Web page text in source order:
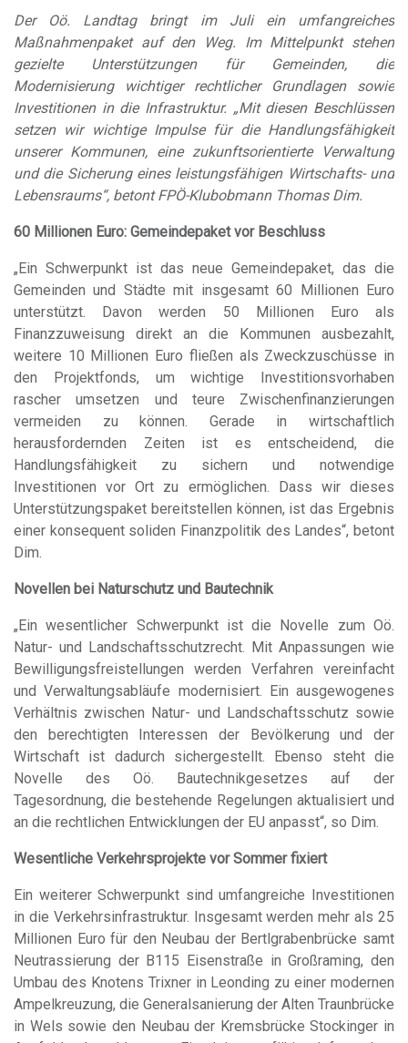
Der Oö. Landtag bringt im Juli ein umfangreiches
Maßnahmenpaket auf den Weg. Im Mittelpunkt stehen
gezielte Unterstützungen für Gemeinden, die
Modernisierung wichtiger rechtlicher Grundlagen sowie
Investitionen in die Infrastruktur. „Mit diesen Beschlüssen
setzen wir wichtige Impulse für die Handlungsfähigkeit
unserer Kommunen, eine zukunftsorientierte Verwaltung
und die Sicherung eines leistungsfähigen Wirtschafts- und
Lebensraums“, betont FPÖ-Klubobmann Thomas Dim.
60 Millionen Euro: Gemeindepaket vor Beschluss
„Ein Schwerpunkt ist das neue Gemeindepaket, das die
Gemeinden und Städte mit insgesamt 60 Millionen Euro
unterstützt. Davon werden 50 Millionen Euro als
Finanzzuweisung direkt an die Kommunen ausbezahlt,
weitere 10 Millionen Euro fließen als Zweckzuschüsse in
den Projektfonds, um wichtige Investitionsvorhaben
rascher umsetzen und teure Zwischenfinanzierungen
vermeiden zu können. Gerade in wirtschaftlich
herausfordernden Zeiten ist es entscheidend, die
Handlungsfähigkeit zu sichern und notwendige
Investitionen vor Ort zu ermöglichen. Dass wir dieses
Unterstützungspaket bereitstellen können, ist das Ergebnis
einer konsequent soliden Finanzpolitik des Landes“, betont
Dim.
Novellen bei Naturschutz und Bautechnik
„Ein wesentlicher Schwerpunkt ist die Novelle zum Oö.
Natur- und Landschaftsschutzrecht. Mit Anpassungen wie
Bewilligungsfreistellungen werden Verfahren vereinfacht
und Verwaltungsabläufe modernisiert. Ein ausgewogenes
Verhältnis zwischen Natur- und Landschaftsschutz sowie
den berechtigten Interessen der Bevölkerung und der
Wirtschaft ist dadurch sichergestellt. Ebenso steht die
Novelle des Oö. Bautechnikgesetzes auf der
Tagesordnung, die bestehende Regelungen aktualisiert und
an die rechtlichen Entwicklungen der EU anpasst“, so Dim.
Wesentliche Verkehrsprojekte vor Sommer fixiert
Ein weiterer Schwerpunkt sind umfangreiche Investitionen
in die Verkehrsinfrastruktur. Insgesamt werden mehr als 25
Millionen Euro für den Neubau der Bertlgrabenbrücke samt
Neutrassierung der B115 Eisenstraße in Großraming, den
Umbau des Knotens Trixner in Leonding zu einer modernen
Ampelkreuzung, die Generalsanierung der Alten Traunbrücke
in Wels sowie den Neubau der Kremsbrücke Stockinger in